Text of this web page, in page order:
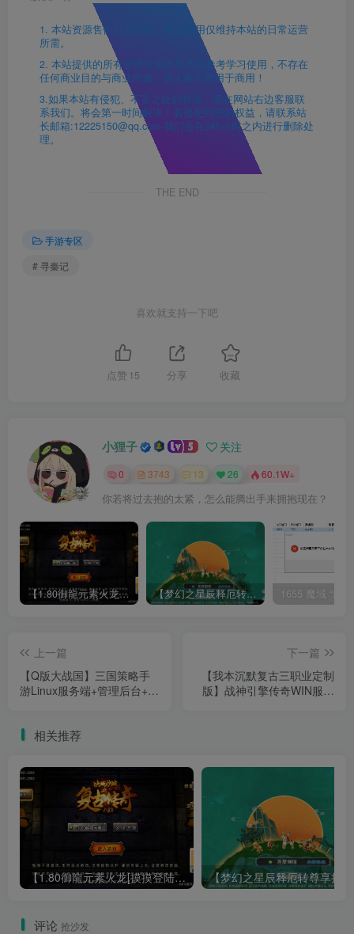
1. 本站资源售价只是赞助，收取费用仅维持本站的日常运营
所需。
2. 本站提供的所有资源仅供本地单机参考学习使用，不存在
任何商业目的与商业用途，请大家不要用于商用！
3.如果本站有侵犯、不妥之处的资源，请在网站右边客服联
系我们。将会第一时间解决！若侵犯到您的权益，请联系站
长邮箱:12225150@qq.com 我们会在24h小时之内进行删除处
理。
THE END
手游专区
# 寻秦记
喜欢就支持一下吧
点赞 15 分享 收藏
小狸子 关注
0 3743 13 26 60.1W+
你若将过去抱的太紧，怎么能腾出手来拥抱现在？
【1.80御龍元素火龙[摸摸登陆器]】战神引擎WIN服务端+GM工具+充值后台+双端+架设教程 【梦幻之星辰释厄转尊享挂机版】MT3换皮梦幻西游Linux服务端+GM后台+双端+源码+架设教程
上一篇
【Q版大战国】三国策略手
游Linux服务端+管理后台+安
下一篇
【我本沉默复古三职业定制
版】战神引擎传奇WIN服务
相关推荐
【1.80御龍元素火龙[摸摸登陆器]】战神引擎WIN服务端+GM工具+充值后台+双端+架设教程
评论 抢沙发